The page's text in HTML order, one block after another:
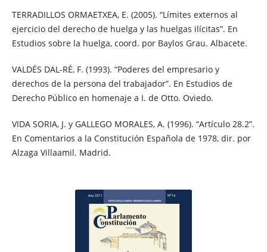
TERRADILLOS ORMAETXEA, E. (2005). “Límites externos al
ejercicio del derecho de huelga y las huelgas ilícitas”. En
Estudios sobre la huelga, coord. por Baylos Grau. Albacete.
VALDÉS DAL-RÉ, F. (1993). “Poderes del empresario y
derechos de la persona del trabajador”. En Estudios de
Derecho Público en homenaje a I. de Otto. Oviedo.
VIDA SORIA, J. y GALLEGO MORALES, A. (1996). “Artículo 28.2”.
En Comentarios a la Constitución Española de 1978, dir. por
Alzaga Villaamil. Madrid.